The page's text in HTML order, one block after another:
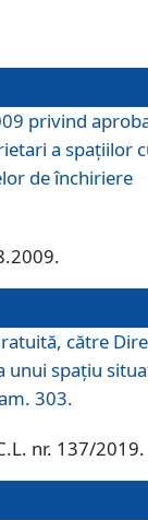
privind
a spațiilor
de închiriere
către
unui spaţiu
303.
nr. 137/2019.